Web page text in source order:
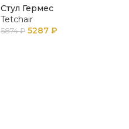
Стул Гермес
Tetchair
5874₽ 5287 ₽